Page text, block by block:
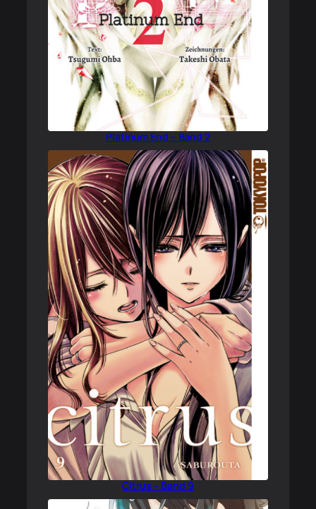
Platinum End – Band 2
Citrus – Band 9